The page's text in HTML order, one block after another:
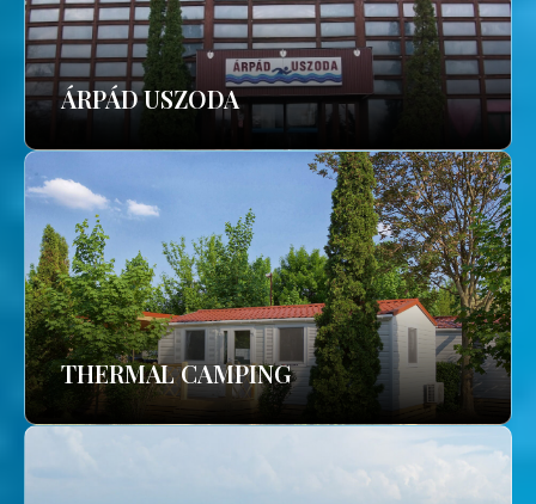
ÁRPÁD USZODA
THERMAL CAMPING